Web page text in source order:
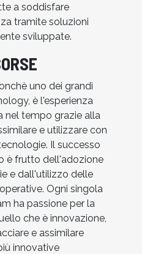
a soddisfare
tramite soluzioni
sviluppate.
uno dei grandi
è l'esperienza
nel tempo grazie alla
e utilizzare con
Il successo
è frutto dell'adozione
e dall'utilizzo delle
Ogni singola
ha passione per la
che è innovazione,
e assimilare
innovative